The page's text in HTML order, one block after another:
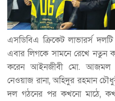
এসডিবিএ ক্রিকেট লাভারর্স
এবার লিগকে সামনে রেখে নতুন
করেন আইনজীবী মো. আজমল
নেওয়াজ রানা, অহিদুর রহমান
দল গঠনের পর কখনো মাঠে,